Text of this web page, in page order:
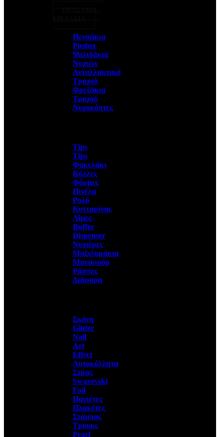
Πενσάκια
Pusher
Ψαλιδάκια
Νυχιών
Ανταλλακτικά
Τροχού
Φρεζάκια
Τροχού
Νυχοκόπτες
Tips
Tips
Φακελάκι
Κόλλες
Φόρμες
Πινέλα
Ρολό
Κυτταρίνης
Λίμες-
Buffer
Dispenser
Νυχιέρες
Μαξιλαράκια
Μανικιούρ
Ράσπες
Διάφορα
Σκόνη
Glitter
Nail
Art
Effect
Αυτοκόλλητα
Στρας
Swarovski
Foil
Παγιέτες
Πλακέτες
Στάμπας
Τρουκς
Pearl